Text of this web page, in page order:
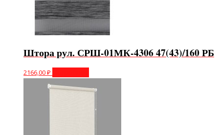
Штора рул. СРШ-01МК-4306 47(43)/160 РБ
2166,00₽